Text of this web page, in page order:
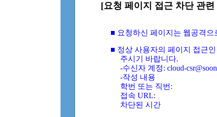
[요청 페이지 접근 차단 관
■ 요청하신 페이지는 웹공격
■ 정상 사용자의 페이지 접근
주시기 바랍니다.
-수신자 계정: cloud-
-작성 내용
학번 또는 직번:
접속 URL:
차단된 시간